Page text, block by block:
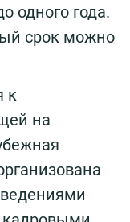
одного года.
срок можно
к
на